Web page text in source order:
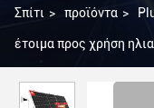
Σπίτι > προϊόντα >
έτοιμα προς χρήση